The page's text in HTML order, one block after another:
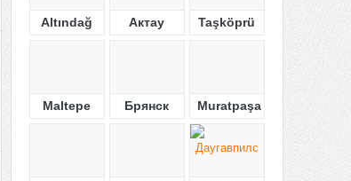
Altındağ Актау Taşköprü
Maltepe Брянск Muratpaşa